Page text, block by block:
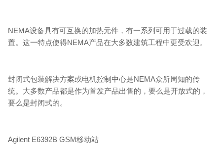
NEMA设备具有可互换的加热元件，有一系列可用于过载的装
置。这一特点使得NEMA产品在大多数建筑工程中更受欢迎。
封闭式包装解决方案或电机控制中心是NEMA众所周知的传
统。大多数产品都是作为首发产品出售的，要么是开放式的，
要么是封闭式的。
Agilent E6392B GSM移动站